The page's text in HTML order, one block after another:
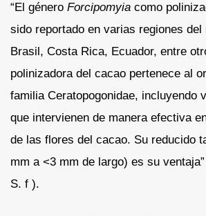
“El género Forcipomyia como
sido reportado en varias regiones del
Brasil, Costa Rica, Ecuador, entre
polinizadora del cacao pertenece al
familia Ceratopogonidae, incluyendo
que intervienen de manera efectiva
de las flores del cacao. Su reducido
mm a <3 mm de largo) es su
S. f ).